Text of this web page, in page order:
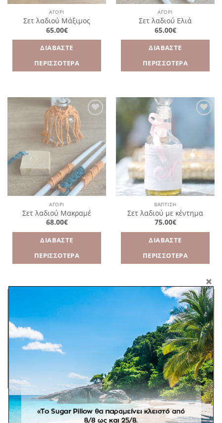
ΑΓΌΡΙ
Σετ λαδιού Μάξιμος
65.00€
ΔΙΑΒΆΣΤΕ
ΠΕΡΙΣΣΌΤΕΡΑ
ΑΓΌΡΙ
Σετ λαδιού Ελιά
65.00€
ΔΙΑΒΆΣΤΕ
ΠΕΡΙΣΣΌΤΕΡΑ
Πρόσθήκη
στην
λίστα
επιθυμιών
ΑΓΌΡΙ
Σετ λαδιού Μακραμέ
68.00€
ΔΙΑΒΆΣΤΕ
ΠΕΡΙΣΣΌΤΕΡΑ
επιθυμιών
ΒΑΠΤΙΣΗ
Σετ λαδιού με κέντημα
75.00€
ΔΙΑΒΆΣΤΕ
ΠΕΡΙΣΣΌΤΕΡΑ
ΑΓΌΡΙ
Σετ λαδιού Μπλε Γκρι
68.00€
Πρόσθήκη
στην
λίστα
επιθυμιών
ΑΓΌΡΙ
Σετ λαδιού Φυσικό
65.00€